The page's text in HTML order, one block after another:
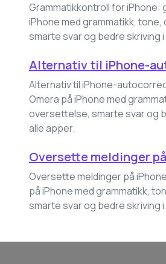
Grammatikkontroll for iPhone:
iPhone med grammatikk,
smarte svar og bedre skriving i
Alternativ til iPhone-
Alternativ til iPhone-
Omera på iPhone med
oversettelse, smarte svar og
alle apper.
Oversette meldinger
Oversette meldinger på
på iPhone med grammatikk,
smarte svar og bedre skriving i